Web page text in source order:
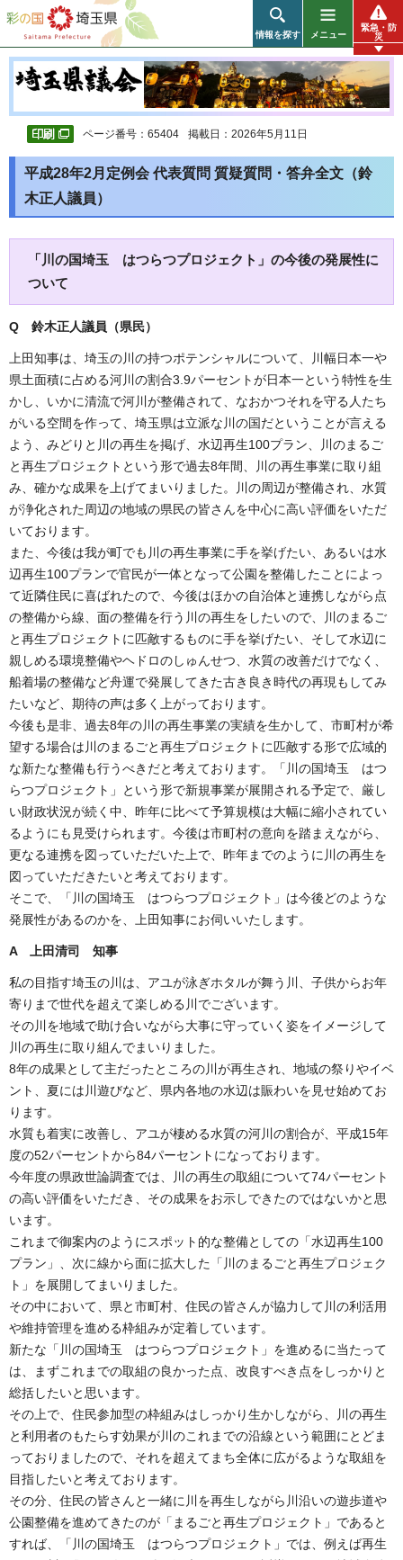
彩の国 埼玉県
情報を探す メニュー
緊急・防
災
ページ番号：65404 掲載日：2026年5月11日
平成28年2月定例会 代表質問 質疑質問・答弁全文（鈴
木正人議員）
「川の国埼玉 はつらつプロジェクト」の今後の発展性に
ついて
Q 鈴木正人議員（県民）
上田知事は、埼玉の川の持つポテンシャルについて、川幅日本一や
県土面積に占める河川の割合3.9パーセントが日本一という特性を生
かし、いかに清流で河川が整備されて、なおかつそれを守る人たち
がいる空間を作って、埼玉県は立派な川の国だということが言える
よう、みどりと川の再生を掲げ、水辺再生100プラン、川のまるご
と再生プロジェクトという形で過去8年間、川の再生事業に取り組
み、確かな成果を上げてまいりました。川の周辺が整備され、水質
が浄化された周辺の地域の県民の皆さんを中心に高い評価をいただ
いております。
また、今後は我が町でも川の再生事業に手を挙げたい、あるいは水
辺再生100プランで官民が一体となって公園を整備したことによっ
て近隣住民に喜ばれたので、今後はほかの自治体と連携しながら点
の整備から線、面の整備を行う川の再生をしたいので、川のまるご
と再生プロジェクトに匹敵するものに手を挙げたい、そして水辺に
親しめる環境整備やヘドロのしゅんせつ、水質の改善だけでなく、
船着場の整備など舟運で発展してきた古き良き時代の再現もしてみ
たいなど、期待の声は多く上がっております。
今後も是非、過去8年の川の再生事業の実績を生かして、市町村が希
望する場合は川のまるごと再生プロジェクトに匹敵する形で広域的
な新たな整備も行うべきだと考えております。「川の国埼玉 はつ
らつプロジェクト」という形で新規事業が展開される予定で、厳し
い財政状況が続く中、昨年に比べて予算規模は大幅に縮小されてい
るようにも見受けられます。今後は市町村の意向を踏まえながら、
更なる連携を図っていただいた上で、昨年までのように川の再生を
図っていただきたいと考えております。
そこで、「川の国埼玉 はつらつプロジェクト」は今後どのような
発展性があるのかを、上田知事にお伺いいたします。
A 上田清司 知事
私の目指す埼玉の川は、アユが泳ぎホタルが舞う川、子供からお年
寄りまで世代を超えて楽しめる川でございます。
その川を地域で助け合いながら大事に守っていく姿をイメージして
川の再生に取り組んでまいりました。
8年の成果として主だったところの川が再生され、地域の祭りやイベ
ント、夏には川遊びなど、県内各地の水辺は賑わいを見せ始めてお
ります。
水質も着実に改善し、アユが棲める水質の河川の割合が、平成15年
度の52パーセントから84パーセントになっております。
今年度の県政世論調査では、川の再生の取組について74パーセント
の高い評価をいただき、その成果をお示しできたのではないかと思
います。
これまで御案内のようにスポット的な整備としての「水辺再生100
プラン」、次に線から面に拡大した「川のまるごと再生プロジェク
ト」を展開してまいりました。
その中において、県と市町村、住民の皆さんが協力して川の利活用
や維持管理を進める枠組みが定着しています。
新たな「川の国埼玉 はつらつプロジェクト」を進めるに当たって
は、まずこれまでの取組の良かった点、改良すべき点をしっかりと
総括したいと思います。
その上で、住民参加型の枠組みはしっかり生かしながら、川の再生
と利用者のもたらす効果が川のこれまでの沿線という範囲にとどま
っておりましたので、それを超えてまち全体に広がるような取組を
目指したいと考えております。
その分、住民の皆さんと一緒に川を再生しながら川沿いの遊歩道や
公園整備を進めてきたのが「まるごと再生プロジェクト」であると
すれば、「川の国埼玉 はつらつプロジェクト」では、例えば再生